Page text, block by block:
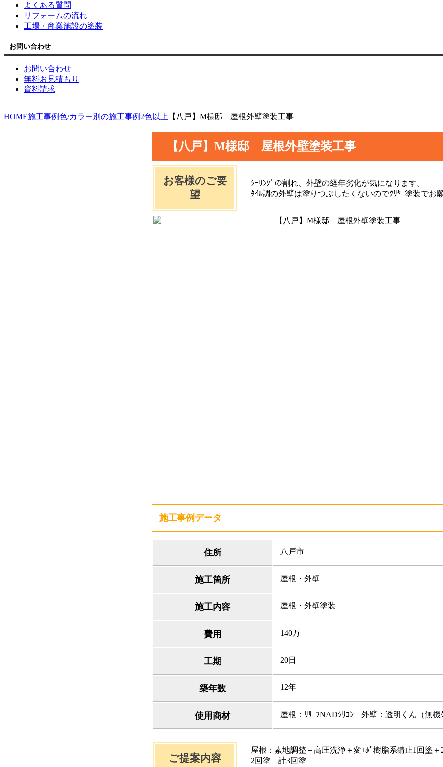
よくある質問
リフォームの流れ
工場・商業施設の塗装
お問い合わせ
お問い合わせ
無料お見積もり
資料請求
HOME施工事例色/カラー別の施工事例 2色以上 【八戸】M様邸 屋根外壁塗装工事
【八戸】M様邸 屋根外壁塗装工事
お客様のご要
望
ｼｰﾘﾝｸﾞの割れ、外壁の経年劣化が気になります。
ﾀｲﾙ調の外壁は塗りつぶしたくないのでｸﾘﾔｰ塗装でお
施工事例データ
住所 八戸市
施工箇所 屋根・外壁
施工内容 屋根・外壁塗装
費用 140万
工期 20日
築年数 12年
使用商材 屋根：ﾘﾘｰﾌNADｼﾘｺﾝ 外壁：透明くん（無機ｸ
ご提案内容
屋根：素地調整＋高圧洗浄＋変ｴﾎﾟ樹脂系錆止1回塗＋
2回塗 計3回塗